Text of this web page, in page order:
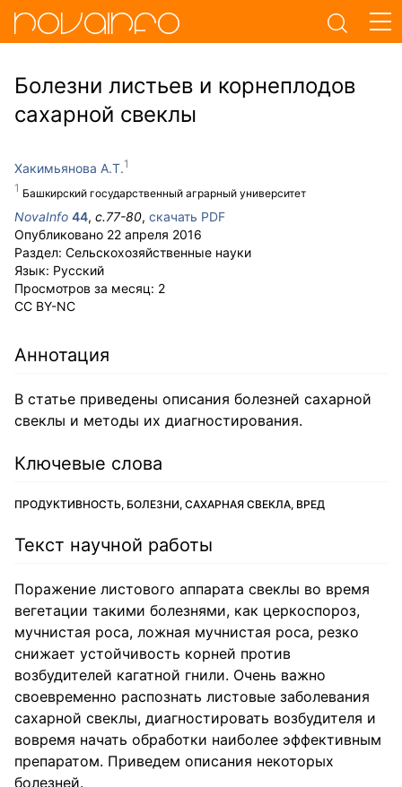
Болезни листьев и корнеплодов
сахарной свеклы
Хакимьянова А.Т.
Башкирский государственный аграрный университет
NovaInfo 44, с.77-80, скачать PDF
Опубликовано 22 апреля 2016
Раздел: Сельскохозяйственные науки
Язык: Русский
Просмотров за месяц: 2
CC BY-NC
Аннотация
В статье приведены описания болезней сахарной
свеклы и методы их диагностирования.
Ключевые слова
ПРОДУКТИВНОСТЬ, БОЛЕЗНИ, САХАРНАЯ СВЕКЛА, ВРЕД
Текст научной работы
Поражение листового аппарата свеклы во время
вегетации такими болезнями, как церкоспороз,
мучнистая роса, ложная мучнистая роса, резко
снижает устойчивость корней против
возбудителей кагатной гнили. Очень важно
своевременно распознать листовые заболевания
сахарной свеклы, диагностировать возбудителя и
вовремя начать обработки наиболее эффективным
препаратом. Приведем описания некоторых
болезней.